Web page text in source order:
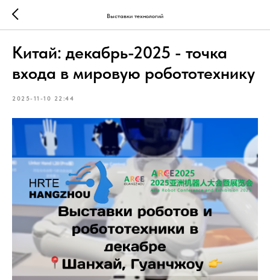
Выставки технологий
Китай: декабрь-2025 - точка
входа в мировую робототехнику
2025-11-10 22:44